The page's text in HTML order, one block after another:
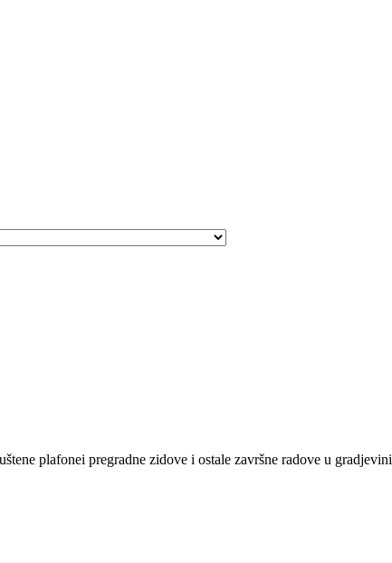
plafonei pregradne zidove i ostale završne radove u gradjevini